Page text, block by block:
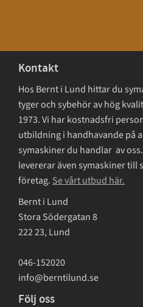
Kontakt
Hos Bernt i Lund hittar du
tyger och sybehör av hög
1973. Vi har kostnadsfri
utbildning i handhavande på
symaskiner du handlar av
levererar även symaskiner till
företag. Se vårt utbud här.
Bernt i Lund
Stora Södergatan 8
222 23, Lund
046-152020
info@berntilund.se
Följ oss